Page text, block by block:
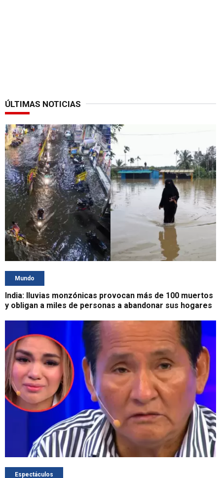
ÚLTIMAS NOTICIAS
Mundo
India: lluvias monzónicas provocan más de 100 muertos
y obligan a miles de personas a abandonar sus hogares
Espectáculos